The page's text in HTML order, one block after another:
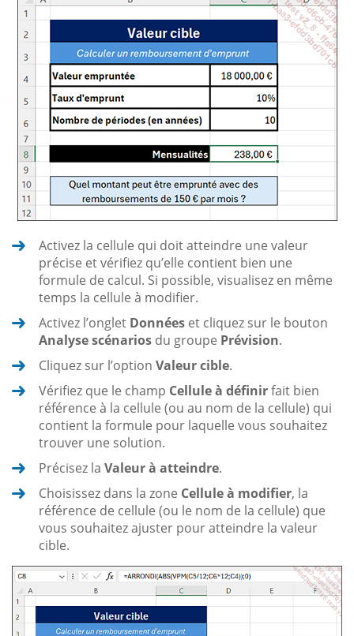
Activez la cellule qui doit atteindre une valeur
précise et vérifiez qu’elle contient bien une
formule de calcul. Si possible, visualisez en même
temps la cellule à modifier.
Activez l’onglet Données et cliquez sur le bouton
Analyse scénarios du groupe Prévision.
Cliquez sur l’option Valeur cible.
Vérifiez que le champ Cellule à définirfait bien
référence à la cellule (ou au nom de la cellule) qui
contient la formule pour laquelle vous souhaitez
trouver une solution.
Précisez la Valeur à atteindre.
Choisissez dans la zone Cellule à modifier, la
référence de cellule (ou le nom de la cellule) que
vous souhaitez ajuster pour atteindre la valeur
cible.